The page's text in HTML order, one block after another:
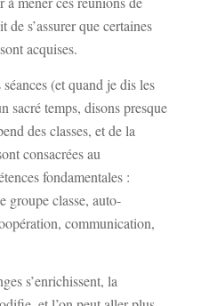
de s’assurer que certaines
acquises.
(et quand je dis les
sacré temps, disons presque
des classes, et de la
consacrées au
fondamentales :
groupe classe, auto-
communication,
s’enrichissent, la